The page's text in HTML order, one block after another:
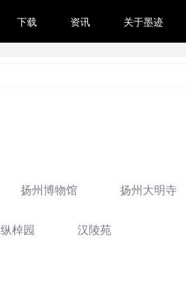
下载 资讯 关于墨迹
扬州博物馆 扬州大明寺
纵棹园 汉陵苑